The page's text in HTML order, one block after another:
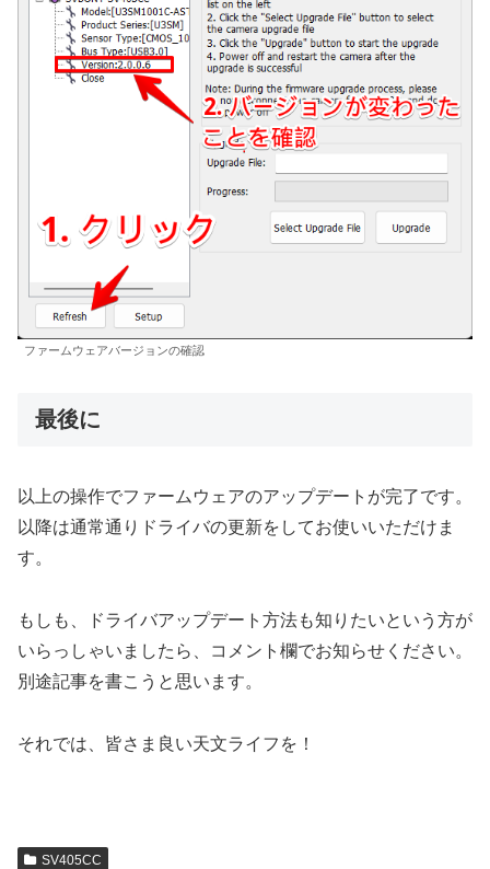
ファームウェアバージョンの確認
最後に
以上の操作でファームウェアのアップデートが完了です。
以降は通常通りドライバの更新をしてお使いいただけま
す。
もしも、ドライバアップデート方法も知りたいという方が
いらっしゃいましたら、コメント欄でお知らせください。
別途記事を書こうと思います。
それでは、皆さま良い天文ライフを！
SV405CC